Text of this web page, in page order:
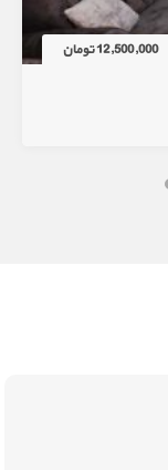
12,500,000 تومان